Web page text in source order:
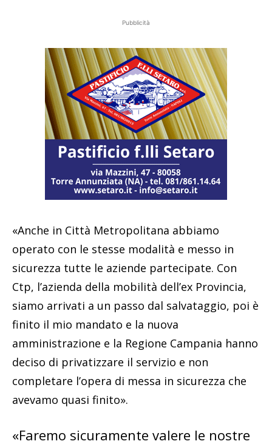
Pubblicità
«Anche in Città Metropolitana abbiamo
operato con le stesse modalità e messo in
sicurezza tutte le aziende partecipate. Con
Ctp, l’azienda della mobilità dell’ex Provincia,
siamo arrivati a un passo dal salvataggio, poi è
finito il mio mandato e la nuova
amministrazione e la Regione Campania hanno
deciso di privatizzare il servizio e non
completare l’opera di messa in sicurezza che
avevamo quasi finito».
«Faremo sicuramente valere le nostre